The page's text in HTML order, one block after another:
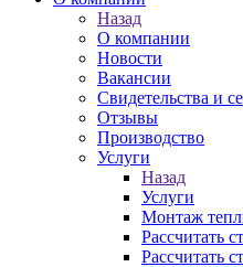
Назад
О компании
Новости
Вакансии
Свидетельства и
Отзывы
Производство
Услуги
Назад
Услуги
Монтаж
Рассчитать
Рассчитать